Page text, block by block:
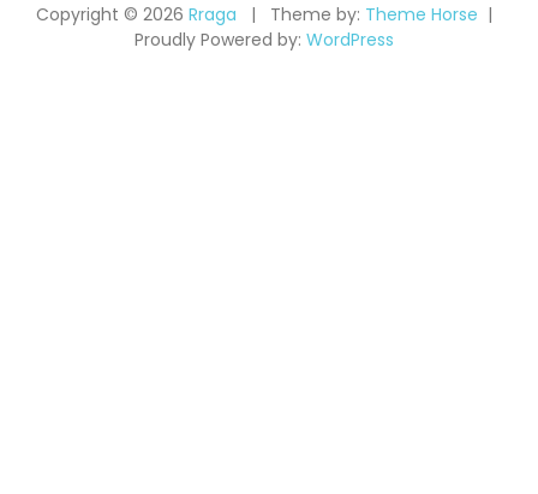
Copyright © 2026 Rraga Theme by: Theme Horse
Proudly Powered by: WordPress